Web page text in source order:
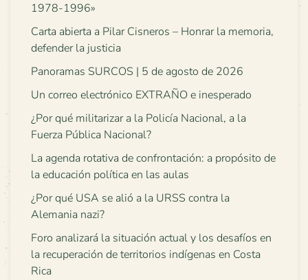
1978-1996»
Carta abierta a Pilar Cisneros – Honrar la memoria,
defender la justicia
Panoramas SURCOS | 5 de agosto de 2026
Un correo electrónico EXTRAÑO e inesperado
¿Por qué militarizar a la Policía Nacional, a la
Fuerza Pública Nacional?
La agenda rotativa de confrontación: a propósito de
la educación política en las aulas
¿Por qué USA se alió a la URSS contra la
Alemania nazi?
Foro analizará la situación actual y los desafíos en
la recuperación de territorios indígenas en Costa
Rica